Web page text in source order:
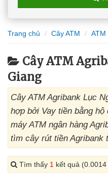
Trang chủ Cây ATM ATM
Cây ATM
Giang
Cây ATM Agribank Lục
hợp bởi Vay tiền bằng
máy ATM ngân hàng
tìm cây rút tiền Agribank
Tìm thấy 1 kết quả (0.0014